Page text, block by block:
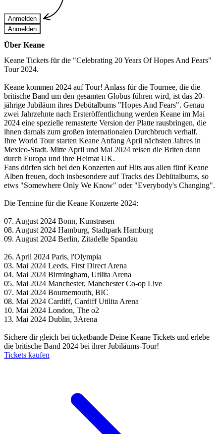
Anmelden
Anmelden
Über Keane
Keane Tickets für die "Celebrating 20 Years Of Hopes And Fears"
Tour 2024.
Keane kommen 2024 auf Tour! Anlass für die Tournee, die die
britische Band um den gesamten Globus führen wird, ist das 20-
jährige Jubiläum ihres Debütalbums "Hopes And Fears". Genau
zwei Jahrzehnte nach Ersteröffentlichung werden Keane im Mai
2024 eine spezielle remasterte Version der Platte rausbringen, die
ihnen damals zum großen internationalen Durchbruch verhalf.
Ihre World Tour starten Keane Anfang April nächsten Jahres in
Mexico-Stadt. Mitte April und Mai 2024 reisen die Briten dann
durch Europa und ihre Heimat UK.
Fans dürfen sich bei den Konzerten auf Hits aus allen fünf Keane
Alben freuen, doch insbesondere auf Tracks des Debütalbums, so
etws "Somewhere Only We Know" oder "Everybody's Changing".
Die Termine für die Keane Konzerte 2024:
07. August 2024 Bonn, Kunstrasen
08. August 2024 Hamburg, Stadtpark Hamburg
09. August 2024 Berlin, Zitadelle Spandau
26. April 2024 Paris, l'Olympia
03. Mai 2024 Leeds, First Direct Arena
04. Mai 2024 Birmingham, Utilita Arena
05. Mai 2024 Manchester, Manchester Co-op Live
07. Mai 2024 Bournemouth, BIC
08. Mai 2024 Cardiff, Cardiff Utilita Arena
10. Mai 2024 London, The o2
13. Mai 2024 Dublin, 3Arena
Sichere dir gleich bei ticketbande Deine Keane Tickets und erlebe
die britische Band 2024 bei ihrer Jubiläums-Tour!
Tickets kaufen